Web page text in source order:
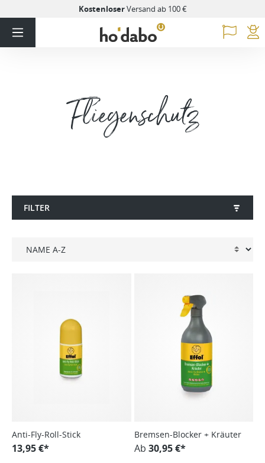
KostenloserVersand ab 100 €
Fliegenschutz
FILTER
Anti-Fly-Roll-Stick
13,95 €*
Bremsen-Blocker + Kräuter
Ab 30,95 €*